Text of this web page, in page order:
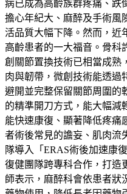
病已成為高齡族群疼痛、跌
擔心年紀大、麻醉及手術風
活品質大幅下降。然而，近
高齡患者的一大福音。骨科
創關節置換技術已相當成熟
肉與韌帶，微創技術能透過
避開並完整保留關節周圍的
的精準開刀方式，能大幅減
能快速康復、顯著降低疼痛
者術後常見的譫妄、肌肉流
隊導入「ERAS術後加速康
復健團隊跨專科合作，打造
師表示，麻醉科會依患者狀